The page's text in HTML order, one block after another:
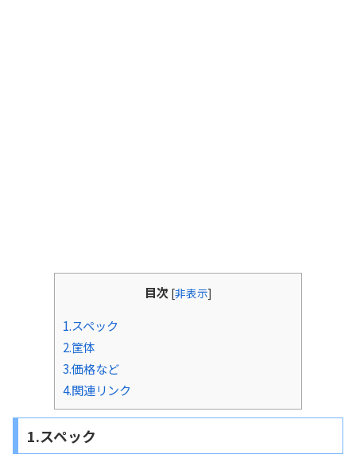
目次 [非表示]
1.スペック
2.筐体
3.価格など
4.関連リンク
1.スペック